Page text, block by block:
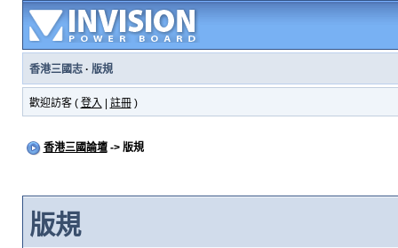
香港三國志· 版規
歡迎訪客 ( 登入 註冊)
香港三國論壇-> 版規
版規